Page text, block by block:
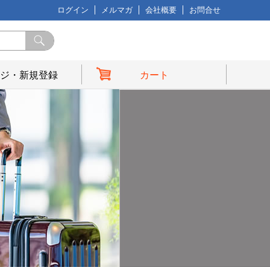
ログイン メルマガ 会社概要 お問合せ
・新規登録 カート